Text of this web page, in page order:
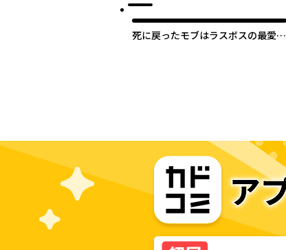
死に戻ったモブはラスボスの最愛で